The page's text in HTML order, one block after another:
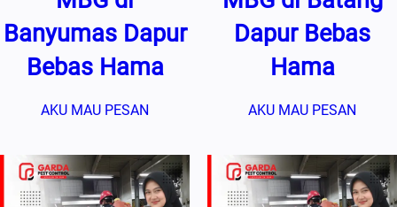
Banyumas Dapur
Bebas Hama
AKU MAU PESAN
Dapur Bebas
Hama
AKU MAU PESAN